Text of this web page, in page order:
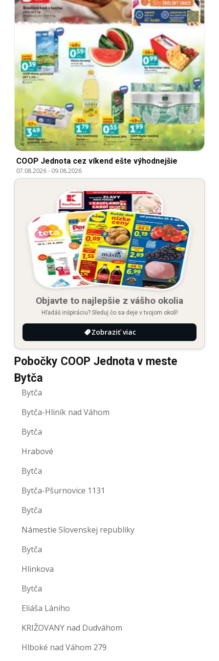
COOP Jednota cez víkend ešte výhodnejšie
07.08.2026- 09.08.2026
Objavte to najlepšie z vášho okolia
Hľadáš inšpiráciu? Sleduj čo sa deje v tvojom okolí!
Zobraziť viac
Pobočky COOP Jednota v meste
Bytča
Bytča
Bytča-Hliník nad Váhom
Bytča
Hrabové
Bytča
Bytča-Pšurnovice 1131
Bytča
Námestie Slovenskej republiky
Bytča
Hlinkova
Bytča
Eliáša Lániho
KRIŽOVANY nad Dudváhom
Hlboké nad Váhom 279